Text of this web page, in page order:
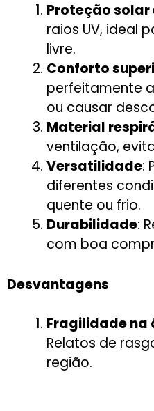
Proteção solar
raios UV, ideal
livre.
Conforto
perfeitamente
ou causar
Material
ventilação,
Versatilidade:
diferentes
quente ou frio.
Durabilidade:
com boa
Desvantagens
Fragilidade na
Relatos de
região.